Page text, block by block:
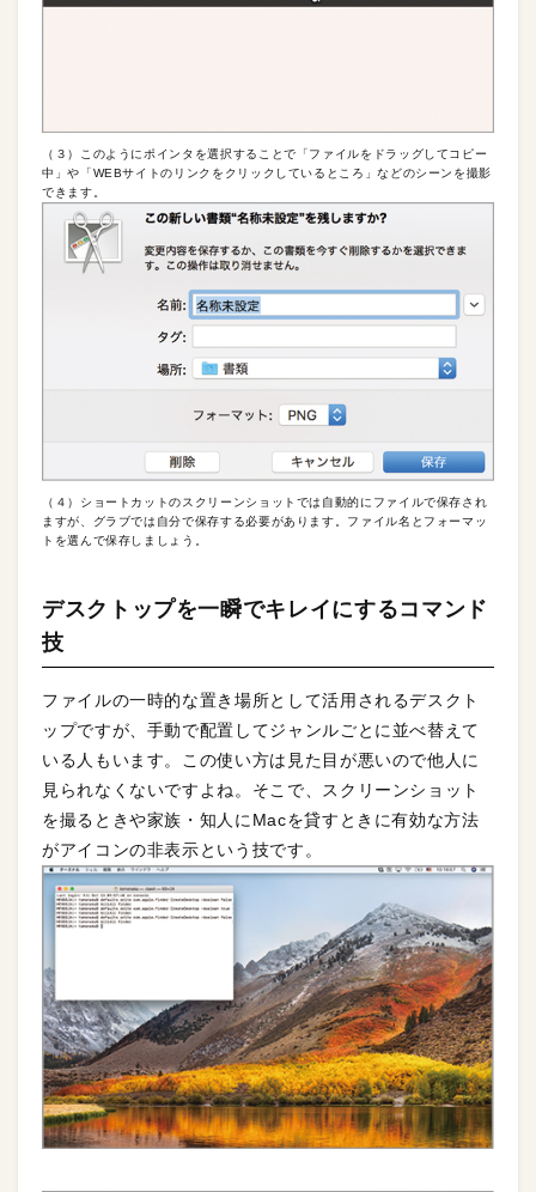
（３）このようにポインタを選択することで「ファイルをドラッグしてコピー
中」や「WEBサイトのリンクをクリックしているところ」などのシーンを撮影
できます。
（４）ショートカットのスクリーンショットでは自動的にファイルで保存され
ますが、グラブでは自分で保存する必要があります。ファイル名とフォーマッ
トを選んで保存しましょう。
デスクトップを一瞬でキレイにするコマンド
技
ファイルの一時的な置き場所として活用されるデスクト
ップですが、手動で配置してジャンルごとに並べ替えて
いる人もいます。この使い方は見た目が悪いので他人に
見られなくないですよね。そこで、スクリーンショット
を撮るときや家族・知人にMacを貸すときに有効な方法
がアイコンの非表示という技です。